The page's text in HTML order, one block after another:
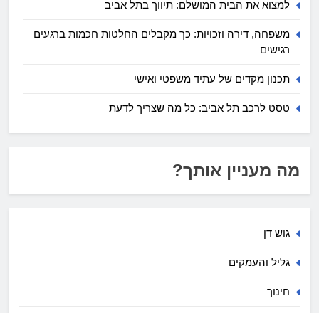
למצוא את הבית המושלם: תיווך בתל אביב
משפחה, דירה וזכויות: כך מקבלים החלטות חכמות ברגעים
רגישים
תכנון מקדים של עתיד משפטי ואישי
טסט לרכב תל אביב: כל מה שצריך לדעת
מה מעניין אותך?
גוש דן
גליל והעמקים
חינוך